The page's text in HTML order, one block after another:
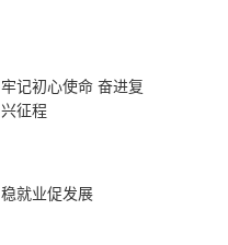
牢记初心使命 奋进复
兴征程
稳就业促发展